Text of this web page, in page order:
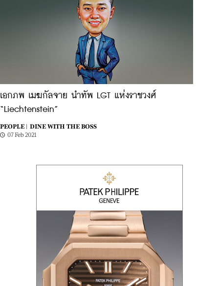
เอกภพ เมฆกัลจาย นำทัพ LGT แห่งราชวงศ์
“Liechtenstein”
PEOPLE |
DINE WITH THE BOSS
07 Feb 2021